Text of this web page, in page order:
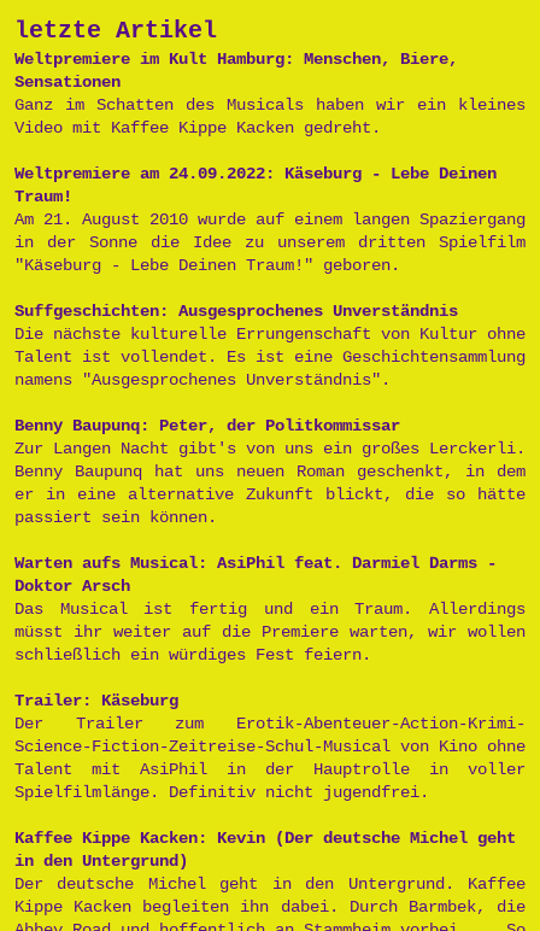
letzte Artikel
Weltpremiere im Kult Hamburg: Menschen, Biere,
Sensationen
Ganz im Schatten des Musicals haben wir ein kleines
Video mit Kaffee Kippe Kacken gedreht.
Weltpremiere am 24.09.2022: Käseburg - Lebe Deinen
Traum!
Am 21. August 2010 wurde auf einem langen Spaziergang
in der Sonne die Idee zu unserem dritten Spielfilm
"Käseburg - Lebe Deinen Traum!" geboren.
Suffgeschichten: Ausgesprochenes Unverständnis
Die nächste kulturelle Errungenschaft von Kultur ohne
Talent ist vollendet. Es ist eine Geschichtensammlung
namens "Ausgesprochenes Unverständnis".
Benny Baupunq: Peter, der Politkommissar
Zur Langen Nacht gibt's von uns ein großes Lerckerli.
Benny Baupunq hat uns neuen Roman geschenkt, in dem
er in eine alternative Zukunft blickt, die so hätte
passiert sein können.
Warten aufs Musical: AsiPhil feat. Darmiel Darms -
Doktor Arsch
Das Musical ist fertig und ein Traum. Allerdings
müsst ihr weiter auf die Premiere warten, wir wollen
schließlich ein würdiges Fest feiern.
Trailer: Käseburg
Der Trailer zum Erotik-Abenteuer-Action-Krimi-
Science-Fiction-Zeitreise-Schul-Musical von Kino ohne
Talent mit AsiPhil in der Hauptrolle in voller
Spielfilmlänge. Definitiv nicht jugendfrei.
Kaffee Kippe Kacken: Kevin (Der deutsche Michel geht
in den Untergrund)
Der deutsche Michel geht in den Untergrund. Kaffee
Kippe Kacken begleiten ihn dabei. Durch Barmbek, die